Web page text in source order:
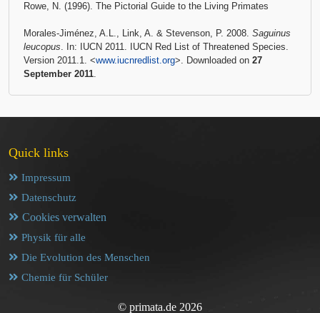
Rowe, N. (1996). The Pictorial Guide to the Living Primates
Morales-Jiménez, A.L., Link, A. & Stevenson, P. 2008. Saguinus
leucopus. In: IUCN 2011. IUCN Red List of Threatened Species.
Version 2011.1. <www.iucnredlist.org>. Downloaded on 27
September 2011.
Quick links
Impressum
Datenschutz
Cookies verwalten
Physik für alle
Die Evolution des Menschen
Chemie für Schüler
© primata.de 2026